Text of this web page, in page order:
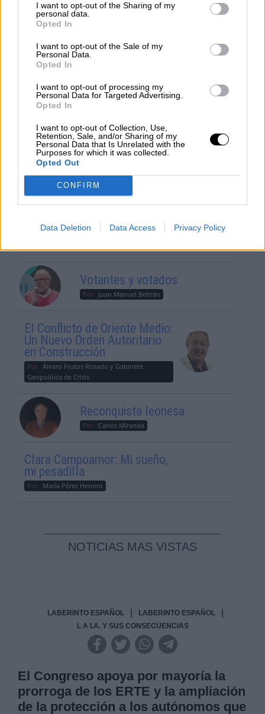
I want to opt-out of the Sharing of my
personal data.
Opted In
I want to opt-out of the Sale of my
Personal Data.
Opted In
I want to opt-out of processing my
Personal Data for Targeted Advertising.
Opted In
I want to opt-out of Collection, Use,
Retention, Sale, and/or Sharing of my
Personal Data that Is Unrelated with the
Purposes for which it was collected.
Opted Out
CONFIRM
Data Deletion Data Access Privacy Policy
Operación Chamartín, "licencia para
especular"
OPINIONES DIVERSAS
¿La ciudadanía de Occidente
es consciente del riesgo de
una tercera guerra mundial?
Por Álvaro Frutos Rosado y Gabinete
Geopolítica de Crisis
Suelta y confía
Votantes y votados
Por Juan Manuel Beltrán
El Conflicto de Oriente Medio:
Un Nuevo Orden Autoritario
en Construcción
Por Álvaro Frutos Rosado y Gabinete
Geopolítica de Crisis
Reconquista leonesa
Por Carlos Miranda
Clara Campoamor: Mi sueño,
mi pesadilla
Por María Pérez Herrero
NOTICIAS MAS VISTAS
LABERINTO ESPAÑOL LABERINTO ESPAÑOL
L A I.A. Y SUS CONSECUENCIAS
El Congreso apoya por mayoría la
prorroga de los ERTE y la ampliación
de la protección a los autónomos que